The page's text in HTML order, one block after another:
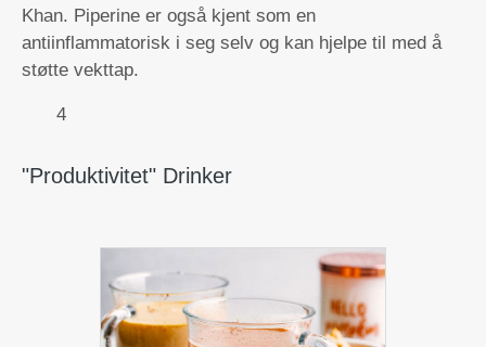
Khan. Piperine er også kjent som en
antiinflammatorisk i seg selv og kan hjelpe til med å
støtte vekttap.
4
"Produktivitet" Drinker